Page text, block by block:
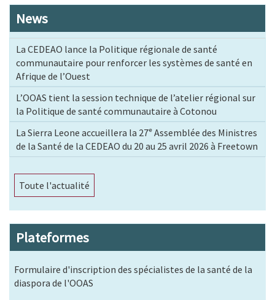
News
La CEDEAO lance la Politique régionale de santé
communautaire pour renforcer les systèmes de santé en
Afrique de l’Ouest
L’OOAS tient la session technique de l’atelier régional sur
la Politique de santé communautaire à Cotonou
La Sierra Leone accueillera la 27ᵉ Assemblée des Ministres
de la Santé de la CEDEAO du 20 au 25 avril 2026 à Freetown
Toute l'actualité
Plateformes
Formulaire d'inscription des spécialistes de la santé de la
diaspora de l'OOAS